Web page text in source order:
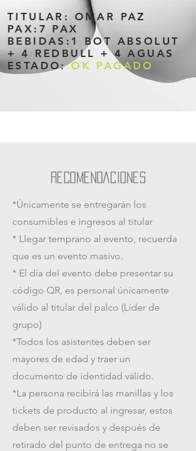
TITULAR: OMAR PAZ
PAX:7 PAX
BEBIDAS:1 BOT ABSOLUT
+ 4 REDBULL + 4 AGUAS
ESTADO:OK PAGADO
RECOMENDACIONES
*Únicamente se entregarán los
consumibles e ingresos al titular
* Llegar temprano al evento, recuerda
que es un evento masivo.
* El dia del evento debe presentar su
código QR, es personal únicamente
válido al titular del palco (Líder de
grupo)
*Todos los asistentes deben ser
mayores de edad y traer un
documento de identidad válido.
*La persona recibirá las manillas y los
tickets de producto al ingresar, estos
deben ser revisados y después de
retirado del punto de entrega no se